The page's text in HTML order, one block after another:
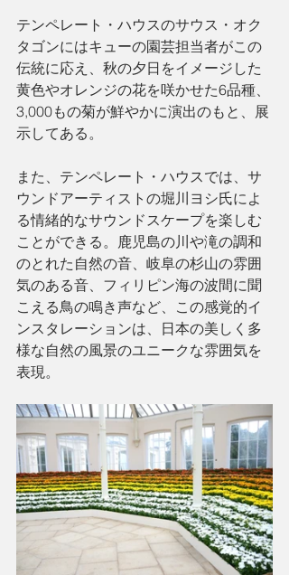
テンペレート・ハウスのサウス・オク
タゴンにはキューの園芸担当者がこの
伝統に応え、秋の夕日をイメージした
黄色やオレンジの花を咲かせた6品種、
3,000もの菊が鮮やかに演出のもと、展
示してある。
また、テンペレート・ハウスでは、サ
ウンドアーティストの堀川ヨシ氏によ
る情緒的なサウンドスケープを楽しむ
ことができる。鹿児島の川や滝の調和
のとれた自然の音、岐阜の杉山の雰囲
気のある音、フィリピン海の波間に聞
こえる鳥の鳴き声など、この感覚的イ
ンスタレーションは、日本の美しく多
様な自然の風景のユニークな雰囲気を
表現。